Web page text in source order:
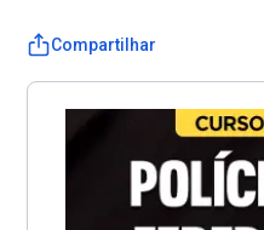
Compartilhar